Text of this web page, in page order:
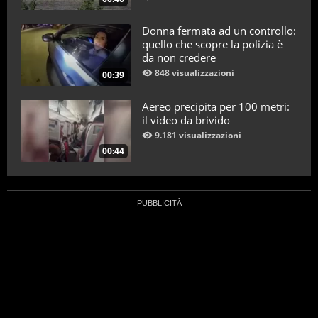
00:39
Donna fermata ad un controllo:
quello che scopre la polizia è
da non credere
848 visualizzazioni
00:44
Aereo precipita per 100 metri:
il video da brivido
9.181 visualizzazioni